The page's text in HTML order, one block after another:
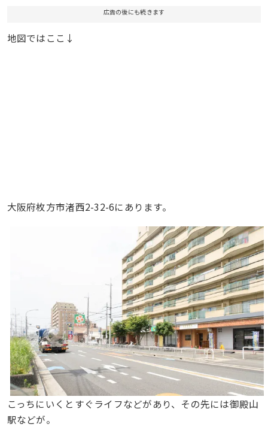
広告の後にも続きます
地図ではここ↓
大阪府枚方市渚西2-32-6にあります。
こっちにいくとすぐライフなどがあり、その先には御殿山
駅などが。